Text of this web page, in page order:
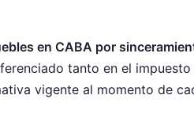
en CABA por
tanto en el
vigente al momento de